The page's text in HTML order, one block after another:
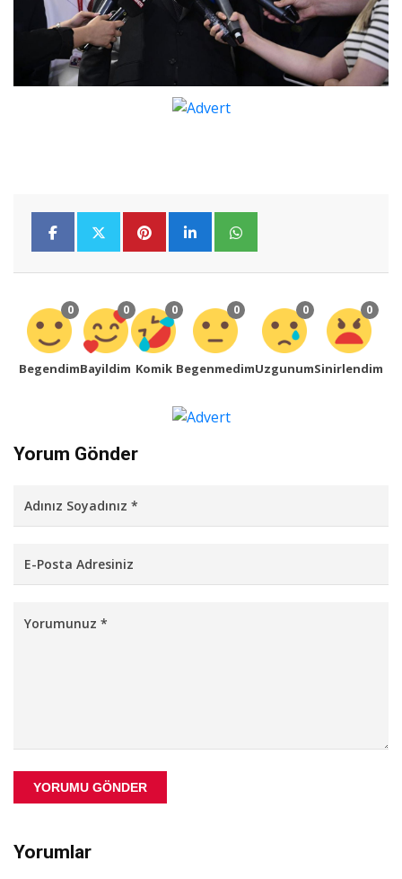
0
Begendim
0
Bayildim
0
Komik
0
Begenmedim
0
Uzgunum
0
Sinirlendim
Yorum Gönder
YORUMU GÖNDER
Yorumlar